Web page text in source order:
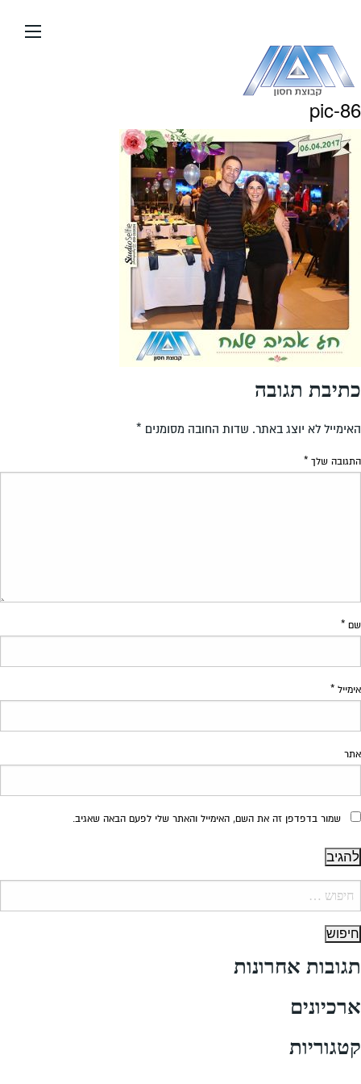
העמוד
pic-86
כתיבת תגובה
האימייל לא יוצג באתר. שדות החובה מסומנים *
התגובה שלך *
שם *
אימייל *
אתר
שמור בדפדפן זה את השם, האימייל והאתר שלי לפעם הבאה שאגיב.
תגובות אחרונות
ארכיונים
קטגוריות